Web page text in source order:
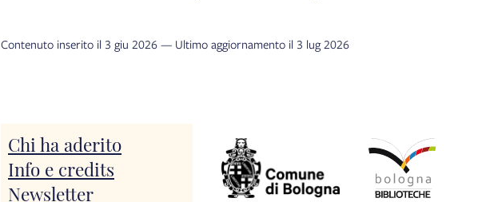
Contenuto inserito il 3 giu 2026 — Ultimo aggiornamento il 3 lug 2026
Chi ha aderito
Info e credits
Newsletter